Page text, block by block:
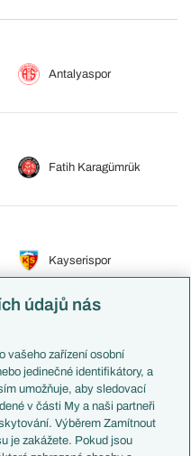
Antalyaspor
Fatih Karagümrük
Kayserispor
Gaziantep FK
údajů nás
vašeho zařízení osobní
jedinečné identifikátory, a
umožňuje, aby sledovací
v části My a naši partneři
Výběrem Zamítnout
je zakážete. Pokud jsou